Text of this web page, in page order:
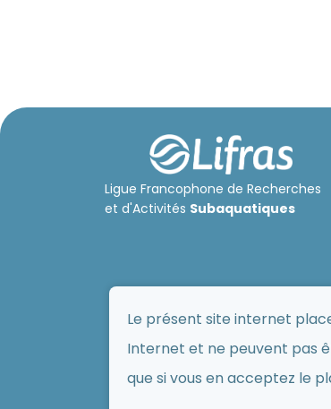
Le présent site internet
Internet et ne peuvent pas
que si vous en acceptez le
Ligue Francophone de Recherches
et d'Activités Subaquatiques